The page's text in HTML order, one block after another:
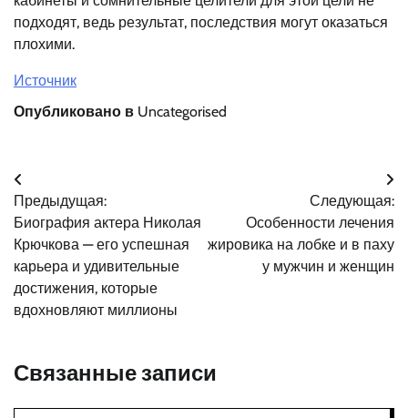
подходят, ведь результат, последствия могут оказаться
плохими.
Источник
Опубликовано в Uncategorised
Навигация
по
записям
Предыдущая:
Биография актера Николая
Крючкова — его успешная
карьера и удивительные
достижения, которые
вдохновляют миллионы
Следующая:
Особенности лечения
жировика на лобке и в паху
у мужчин и женщин
Связанные записи